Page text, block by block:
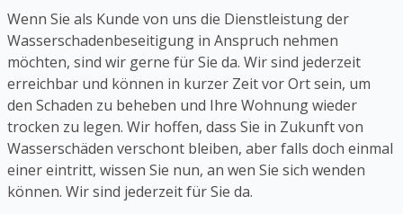
Wenn Sie als Kunde von uns die Dienstleistung der
Wasserschadenbeseitigung in Anspruch nehmen
möchten, sind wir gerne für Sie da. Wir sind jederzeit
erreichbar und können in kurzer Zeit vor Ort sein, um
den Schaden zu beheben und Ihre Wohnung wieder
trocken zu legen. Wir hoffen, dass Sie in Zukunft von
Wasserschäden verschont bleiben, aber falls doch einmal
einer eintritt, wissen Sie nun, an wen Sie sich wenden
können. Wir sind jederzeit für Sie da.